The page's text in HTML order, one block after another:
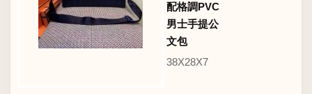
配格調PVC
男士手提公
文包
38X28X7